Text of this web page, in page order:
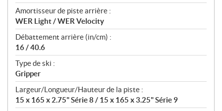
Amortisseur de piste arrière :
WER Light / WER Velocity
Débattement arrière (in/cm) :
16 / 40.6
Type de ski :
Gripper
Largeur/Longueur/Hauteur de la piste :
15 x 165 x 2.75" Série 8 / 15 x 165 x 3.25" Série 9